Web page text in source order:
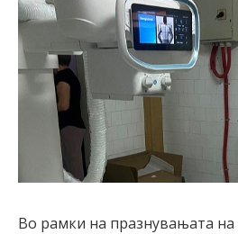
Во рамки на празнувањата